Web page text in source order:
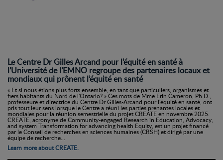
Le Centre Dr Gilles Arcand pour l’équité en santé à
l’Université de l’EMNO regroupe des partenaires locaux et
mondiaux qui prônent l’équité en santé
« Et si nous étions plus forts ensemble, en tant que particuliers, organismes et
fiers habitants du Nord de l'Ontario? » Ces mots de Mme Erin Cameron, Ph.D.,
professeure et directrice du Centre Dr Gilles-Arcand pour l'équité en santé, ont
pris tout leur sens lorsque le Centre a réuni les parties prenantes locales et
mondiales pour la réunion semestrielle du projet CREATE en novembre 2025.
CREATE, acronyme de Community-engaged Research in Education, Advocacy,
and system Transformation for advancing health Equity, est un projet financé
par le Conseil de recherches en sciences humaines (CRSH) et dirigé par une
équipe de recherche...
Learn more about CREATE.